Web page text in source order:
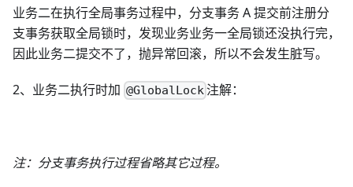
业务二在执行全局事务过程中，分支事务 A 提交前注册分
支事务获取全局锁时，发现业务业务一全局锁还没执行完，
因此业务二提交不了，抛异常回滚，所以不会发生脏写。
2、业务二执行时加 @GlobalLock注解：
注：分支事务执行过程省略其它过程。